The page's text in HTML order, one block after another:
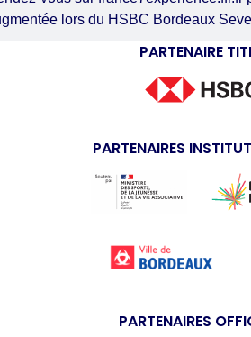
lors du HSBC Bordeaux
PARTENAIRE
PARTENAIRES
PARTENAIRES